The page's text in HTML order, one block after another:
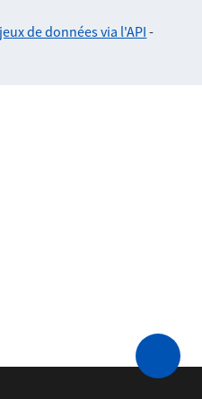
de données via l'API -